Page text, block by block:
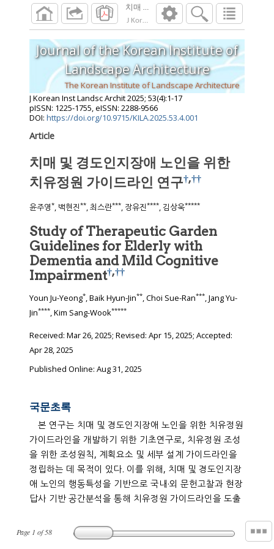
치매 및 경도인지장애 노인을 위한 치유정
J Korean Inst Landsc Archit 2025; 53
Page 1 of58
Journal of the Korean Institute of
Landscape Architecture
The Korean Institute of Landscape Architecture
J Korean Inst Landsc Archit2025; 53(4):1-17
pISSN: 1225-1755, eISSN: 2288-9566
DOI: https://doi.org/10.9715/KILA.2025.53.4.001
Article
치매 및 경도인지장애 노인을 위한
치유정원 가이드라인 연구†,††
윤주영*, 백현진**, 최스란***, 장유진****, 김상욱*****
Study of Therapeutic Garden
Guidelines for Elderly with
Dementia and Mild Cognitive
Impairment†,††
Youn Ju-Yeong*, Baik Hyun-Jin**, Choi Sue-Ran***, Jang Yu-
Jin****, Kim Sang-Wook*****
Received: Mar 26, 2025; Revised: Apr 15, 2025; Accepted:
Apr 28, 2025
Published Online: Aug 31, 2025
국문초록
본 연구는 치매 및 경도인지장애 노인을 위한 치유정원
가이드라인을 개발하기 위한 기초연구로, 치유정원 조성
을 위한 조성원칙, 계획요소 및 세부 설계 가이드라인을
정립하는 데 목적이 있다. 이를 위해, 치매 및 경도인지장
애 노인의 행동특성을 기반으로 국내·외 문헌고찰과 현장
답사 기반 공간분석을 통해 치유정원 가이드라인을 도출